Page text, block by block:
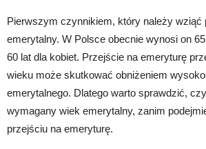
Pierwszym czynnikiem, który należy wziąć
emerytalny. W Polsce obecnie wynosi on
60 lat dla kobiet. Przejście na emeryturę
wieku może skutkować obniżeniem
emerytalnego. Dlatego warto sprawdzić,
wymagany wiek emerytalny, zanim
przejściu na emeryturę.